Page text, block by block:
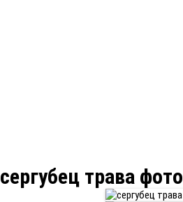
сергубец трава фото